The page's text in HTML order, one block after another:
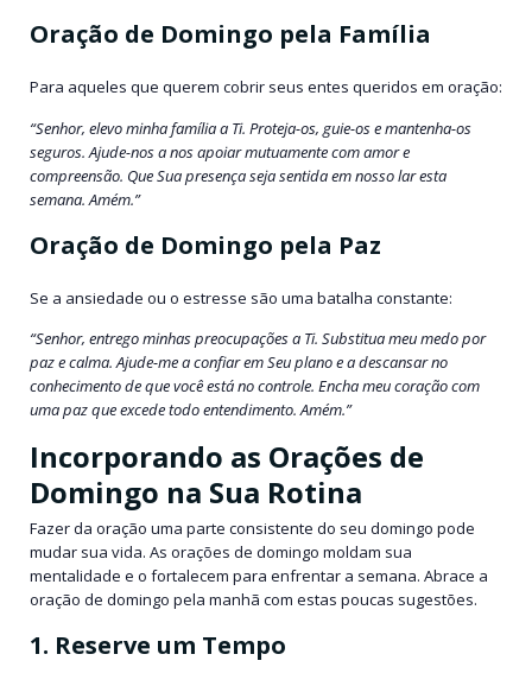
Oração de Domingo pela Família
Para aqueles que querem cobrir seus entes queridos em oração:
“Senhor, elevo minha família a Ti. Proteja-os, guie-os e mantenha-os
seguros. Ajude-nos a nos apoiar mutuamente com amor e
compreensão. Que Sua presença seja sentida em nosso lar esta
semana. Amém.”
Oração de Domingo pela Paz
Se a ansiedade ou o estresse são uma batalha constante:
“Senhor, entrego minhas preocupações a Ti. Substitua meu medo por
paz e calma. Ajude-me a confiar em Seu plano e a descansar no
conhecimento de que você está no controle. Encha meu coração com
uma paz que excede todo entendimento. Amém.”
Incorporando as Orações de
Domingo na Sua Rotina
Fazer da oração uma parte consistente do seu domingo pode
mudar sua vida. As orações de domingo moldam sua
mentalidade e o fortalecem para enfrentar a semana. Abrace a
oração de domingo pela manhã com estas poucas sugestões.
1. Reserve um Tempo